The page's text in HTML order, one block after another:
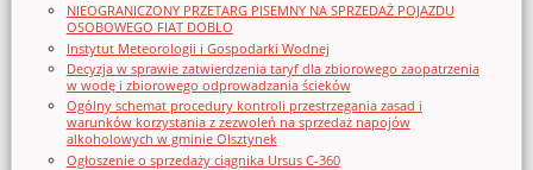
NIEOGRANICZONY PRZETARG PISEMNY NA SPRZEDAŻ POJAZDU
OSOBOWEGO FIAT DOBLO
Instytut Meteorologii i Gospodarki Wodnej
Decyzja w sprawie zatwierdzenia taryf dla zbiorowego zaopatrzenia
w wodę i zbiorowego odprowadzania ścieków
Ogólny schemat procedury kontroli przestrzegania zasad i
warunków korzystania z zezwoleń na sprzedaż napojów
alkoholowych w gminie Olsztynek
Ogłoszenie o sprzedaży ciągnika Ursus C-360